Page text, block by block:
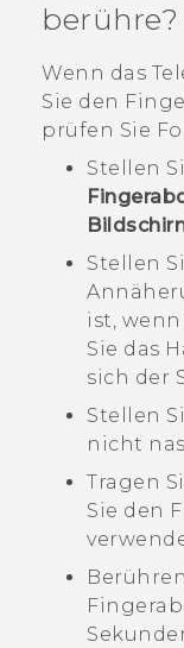
HTC-Geräte und
Anmelden
berühre?
Wenn das
Sie den
prüfen Sie
Stellen
Stellen
ist,
Sie das
sich der
Stellen
nicht
Tragen
Sie den